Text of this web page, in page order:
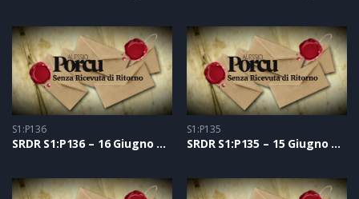
S1:P136
SRDR S1:P136 – 16 Giugno 2021
S1:P135
SRDR S1:P135 – 15 Giugno 2021